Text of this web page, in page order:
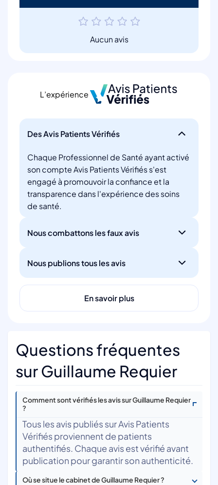
Aucun avis
L’expérience
Des Avis Patients Vérifiés
Chaque Professionnel de Santé ayant activé
son compte Avis Patients Vérifiés s'est
engagé à promouvoir la confiance et la
transparence dans l'expérience des soins
de santé.
Nous combattons les faux avis
Nous publions tous les avis
En savoir plus
Questions fréquentes
sur Guillaume Requier
Comment sont vérifiés les avis sur Guillaume Requier
?
Tous les avis publiés sur Avis Patients
Vérifiés proviennent de patients
authentifiés. Chaque avis est vérifié avant
publication pour garantir son authenticité.
Où se situe le cabinet de Guillaume Requier ?